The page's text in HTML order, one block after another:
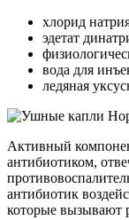
хлорид
эдетат
вода для
ледяная
Активный
антибиотиком,
антибиотик
которые вызывают